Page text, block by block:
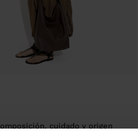
composición, cuidado y origen